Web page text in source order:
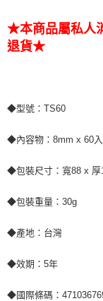
★本商品屬私人
退貨★
◆型號：TS60
◆內容物：8mm x 60入
◆包裝尺寸：寬88 x 厚
◆包裝重量：30g
◆產地：台灣
◆效期：5年
◆國際條碼：